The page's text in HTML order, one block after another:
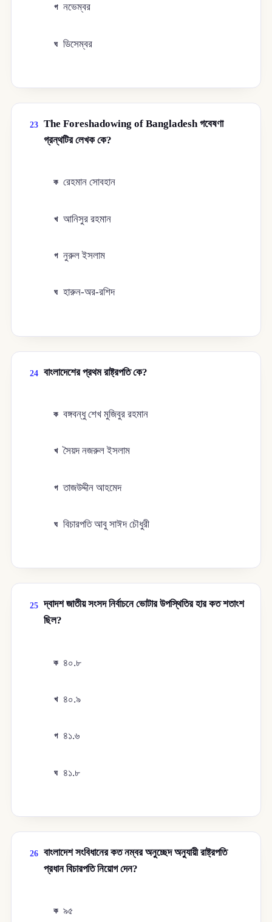
গ নভেম্বর
ঘ ডিসেম্বর
23 The Foreshadowing of Bangladesh গবেষণা
গ্রন্থটির লেখক কে?
ক রেহমান সোবহান
খ আনিসুর রহমান
গ নুরুল ইসলাম
ঘ হারুন-অর-রশিদ
24 বাংলাদেশের প্রথম রাষ্ট্রপতি কে?
ক বঙ্গবন্ধু শেখ মুজিবুর রহমান
খ সৈয়দ নজরুল ইসলাম
গ তাজউদ্দীন আহমেদ
ঘ বিচারপতি আবু সাঈদ চৌধুরী
25 দ্বাদশ জাতীয় সংসদ নির্বাচনে ভোটার উপস্থিতির হার কত শতাংশ
ছিল?
ক ৪০.৮
খ ৪০.৯
গ ৪১.৬
ঘ ৪১.৮
26 বাংলাদেশ সংবিধানের কত নম্বর অনুচ্ছেদ অনুযায়ী রাষ্ট্রপতি
প্রধান বিচারপতি নিয়োগ দেন?
ক ৯৫